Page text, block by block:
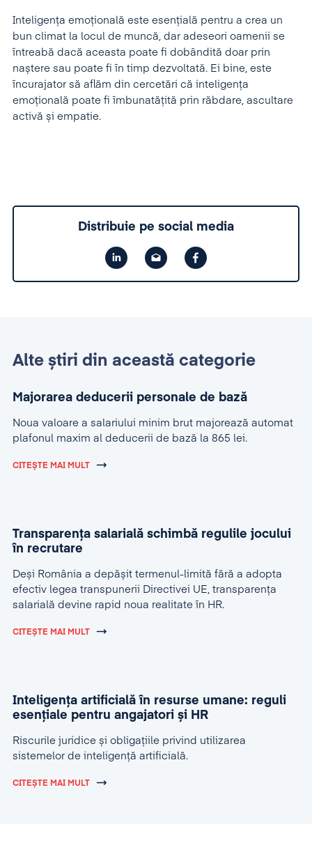
Inteligența emoțională este esențială pentru a crea un
bun climat la locul de muncă, dar adeseori oamenii se
întreabă dacă aceasta poate fi dobândită doar prin
naștere sau poate fi în timp dezvoltată. Ei bine, este
încurajator să aflăm din cercetări că inteligența
emoțională poate fi îmbunatățită prin răbdare, ascultare
activă și empatie.
Distribuie pe social media
Alte știri din această categorie
Majorarea deducerii personale de bază
Noua valoare a salariului minim brut majorează automat
plafonul maxim al deducerii de bază la 865 lei.
CITEȘTE MAI MULT
Transparența salarială schimbă regulile jocului
în recrutare
Deși România a depășit termenul-limită fără a adopta
efectiv legea transpunerii Directivei UE, transparența
salarială devine rapid noua realitate în HR.
CITEȘTE MAI MULT
Inteligența artificială în resurse umane: reguli
esențiale pentru angajatori și HR
Riscurile juridice și obligațiile privind utilizarea
sistemelor de inteligență artificială.
CITEȘTE MAI MULT